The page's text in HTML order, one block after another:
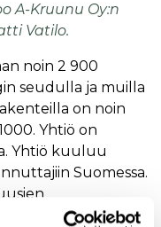
A-Kruunu Oy:n
Vatilo.
noin 2 900
seudulla ja muilla
on noin
Yhtiö on
Yhtiö kuuluu
Suomessa.
Kruunu kuuluu